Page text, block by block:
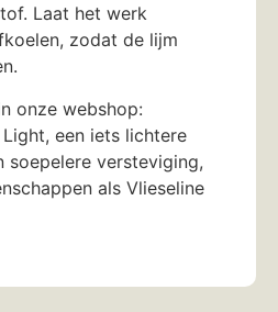
Laat het werk
zodat de lijm
onze webshop:
een iets lichtere
soepelere versteviging,
als Vlieseline